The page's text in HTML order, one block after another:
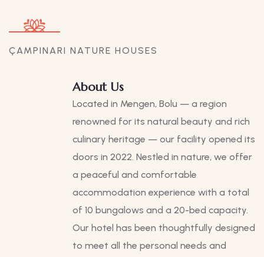
ÇAMPINARI NATURE HOUSES
About Us
Located in Mengen, Bolu — a region
renowned for its natural beauty and rich
culinary heritage — our facility opened its
doors in 2022. Nestled in nature, we offer
a peaceful and comfortable
accommodation experience with a total
of 10 bungalows and a 20-bed capacity.
Our hotel has been thoughtfully designed
to meet all the personal needs and